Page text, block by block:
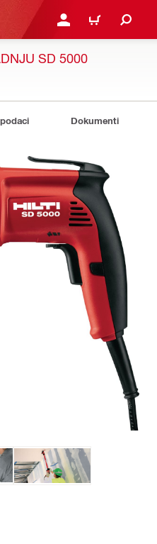
PRIJAVI SE ILI SE
KOŠARICA
SD 5000
Dokumenti